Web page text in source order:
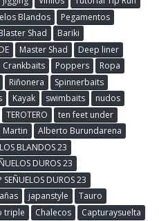
Blandos
Pegamentos
Shad
Bariki
Master Shad
Deep liner
Crankbaits Poppers
Ropa
Riñonera
Spinnerbaits
Kayak swimbaits
nudos
TEROTERO
ten feet under
Martin
Alberto Burundarena
BLANDOS 23
DUROS 23
SEÑUELOS DUROS 23
japanstyle
Tauro
triple Chalecos
Capturaysuelta